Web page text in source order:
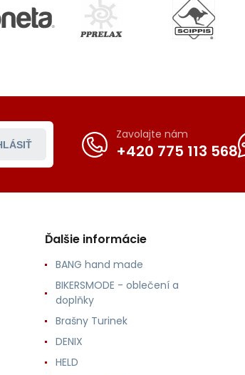
Zavolajte nám
+420 775 113 568
Ďalšie informácie
BANG hand made
BIKERSMODE - oblečení a
doplňky
Brašny Turinek
DENIX
HELD